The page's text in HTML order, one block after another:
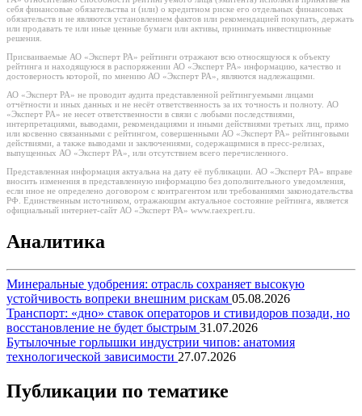
себя финансовые обязательства и (или) о кредитном риске его отдельных финансовых
обязательств и не являются установлением фактов или рекомендацией покупать, держать
или продавать те или иные ценные бумаги или активы, принимать инвестиционные
решения.
Присваиваемые АО «Эксперт РА» рейтинги отражают всю относящуюся к объекту
рейтинга и находящуюся в распоряжении АО «Эксперт РА» информацию, качество и
достоверность которой, по мнению АО «Эксперт РА», являются надлежащими.
АО «Эксперт РА» не проводит аудита представленной рейтингуемыми лицами
отчётности и иных данных и не несёт ответственность за их точность и полноту. АО
«Эксперт РА» не несет ответственности в связи с любыми последствиями,
интерпретациями, выводами, рекомендациями и иными действиями третьих лиц, прямо
или косвенно связанными с рейтингом, совершенными АО «Эксперт РА» рейтинговыми
действиями, а также выводами и заключениями, содержащимися в пресс-релизах,
выпущенных АО «Эксперт РА», или отсутствием всего перечисленного.
Представленная информация актуальна на дату её публикации. АО «Эксперт РА» вправе
вносить изменения в представленную информацию без дополнительного уведомления,
если иное не определено договором с контрагентом или требованиями законодательства
РФ. Единственным источником, отражающим актуальное состояние рейтинга, является
официальный интернет-сайт АО «Эксперт РА» www.raexpert.ru.
Аналитика
Минеральные удобрения: отрасль сохраняет высокую
устойчивость вопреки внешним рискам 05.08.2026
Транспорт: «дно» ставок операторов и стивидоров позади, но
восстановление не будет быстрым 31.07.2026
Бутылочные горлышки индустрии чипов: анатомия
технологической зависимости 27.07.2026
Публикации по тематике